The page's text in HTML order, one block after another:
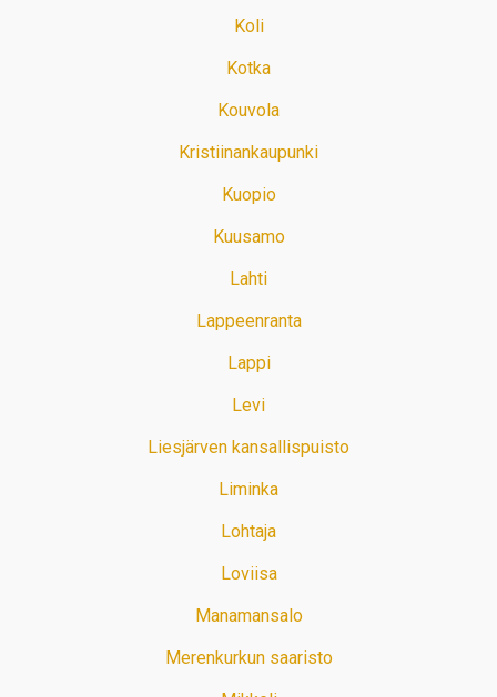
Koli
Kotka
Kouvola
Kristiinankaupunki
Kuopio
Kuusamo
Lahti
Lappeenranta
Lappi
Levi
Liesjärven kansallispuisto
Liminka
Lohtaja
Loviisa
Manamansalo
Merenkurkun saaristo